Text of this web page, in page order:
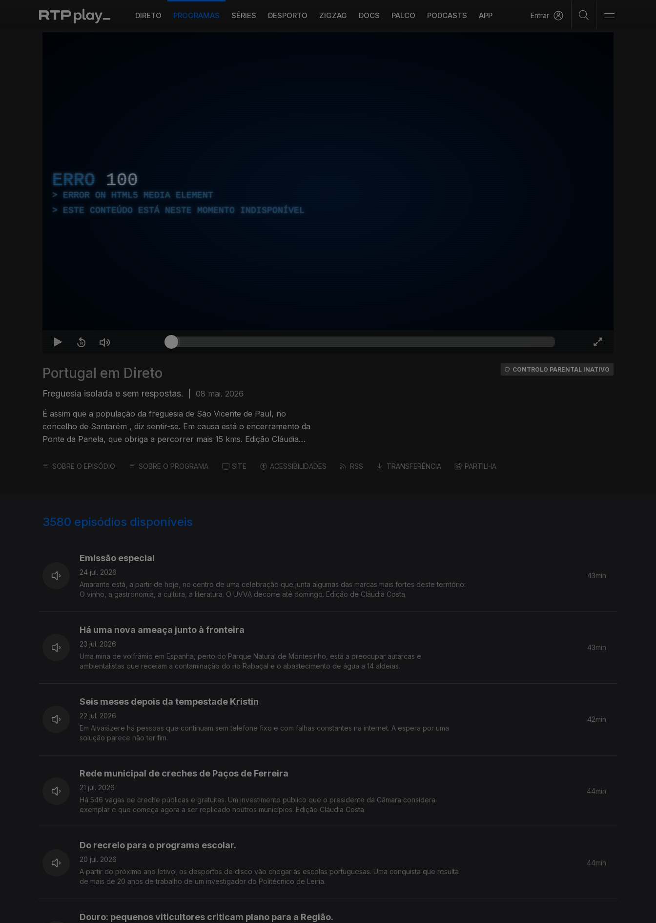
DIRETO PROGRAMAS SÉRIES DESPORTO ZIGZAG DOCS PALCO PODCASTS APP Entrar
ERRO 100
ERROR ON HTML5 MEDIA ELEMENT
ESTE CONTEÚDO ESTÁ NESTE MOMENTO INDISPONÍVEL
Portugal em Direto
Freguesia isolada e sem respostas. 08 mai. 2026
É assim que a população da freguesia de São Vicente de Paul, no
concelho de Santarém , diz sentir-se. Em causa está o encerramento da
Ponte da Panela, que obriga a percorrer mais 15 kms. Edição Cláudia
CONTROLO PARENTAL INATIVO
SOBRE O EPISÓDIO SOBRE O PROGRAMA SITE ACESSIBILIDADES RSS TRANSFERÊNCIA PARTILHA
3580 episódios disponíveis
Emissão especial
24 jul. 2026
Amarante está, a partir de hoje, no centro de uma celebração que junta algumas das marcas mais fortes deste território:
O vinho, a gastronomia, a cultura, a literatura. O UVVA decorre até domingo. Edição de Cláudia Costa
43min
Há uma nova ameaça junto à fronteira
23 jul. 2026
Uma mina de volfrâmio em Espanha, perto do Parque Natural de Montesinho, está a preocupar autarcas e
ambientalistas que receiam a contaminação do rio Rabaçal e o abastecimento de água a 14 aldeias.
43min
Seis meses depois da tempestade Kristin
22 jul. 2026
Em Alvaiázere há pessoas que continuam sem telefone fixo e com falhas constantes na internet. A espera por uma
solução parece não ter fim.
42min
Rede municipal de creches de Paços de Ferreira
21 jul. 2026
Há 546 vagas de creche públicas e gratuitas. Um investimento público que o presidente da Câmara considera
exemplar e que começa agora a ser replicado noutros municípios. Edição Cláudia Costa
44min
Do recreio para o programa escolar.
20 jul. 2026
A partir do próximo ano letivo, os desportos de disco vão chegar às escolas portuguesas. Uma conquista que resulta
de mais de 20 anos de trabalho de um investigador do Politécnico de Leiria.
44min
Douro: pequenos viticultores criticam plano para a Região.